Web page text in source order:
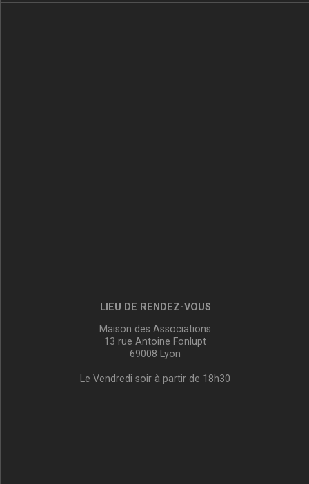
LIEU DE RENDEZ-VOUS
Maison des Associations
13 rue Antoine Fonlupt
69008 Lyon
Le Vendredi soir à partir de 18h30